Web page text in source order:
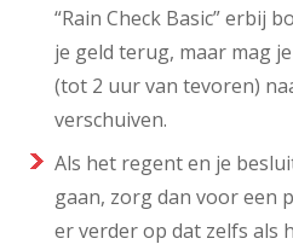
“Rain Check Basic” erbij
je geld terug, maar mag
(tot 2 uur van tevoren)
verschuiven.
Als het regent en je
gaan, zorg dan voor een
er verder op dat zelfs als